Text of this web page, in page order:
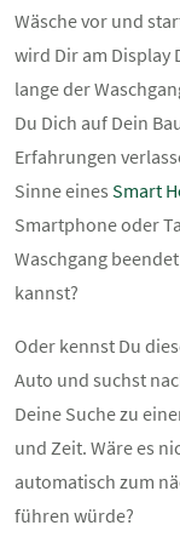
Wäsche vor und
wird Dir am Display
lange der
Du Dich auf Dein
Erfahrungen
Sinne eines Smart
Smartphone oder
Waschgang
kannst?
Oder kennst Du
Auto und suchst
Deine Suche zu
und Zeit. Wäre es
automatisch zum
führen würde?